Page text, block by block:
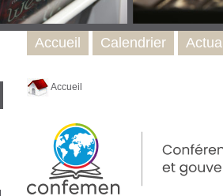
Accueil
Accueil Calendrier